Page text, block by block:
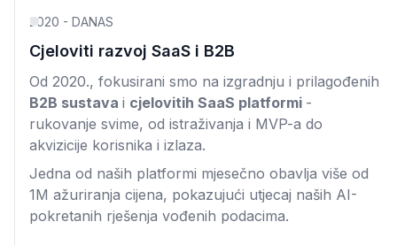
2020 - DANAS
Cjeloviti razvoj SaaS i B2B
Od 2020., fokusirani smo na izgradnju i prilagođenih
B2B sustava i cjelovitih SaaS platformi -
rukovanje svime, od istraživanja i MVP-a do
akvizicije korisnika i izlaza.
Jedna od naših platformi mjesečno obavlja više od
1M ažuriranja cijena, pokazujući utjecaj naših AI-
pokretanih rješenja vođenih podacima.